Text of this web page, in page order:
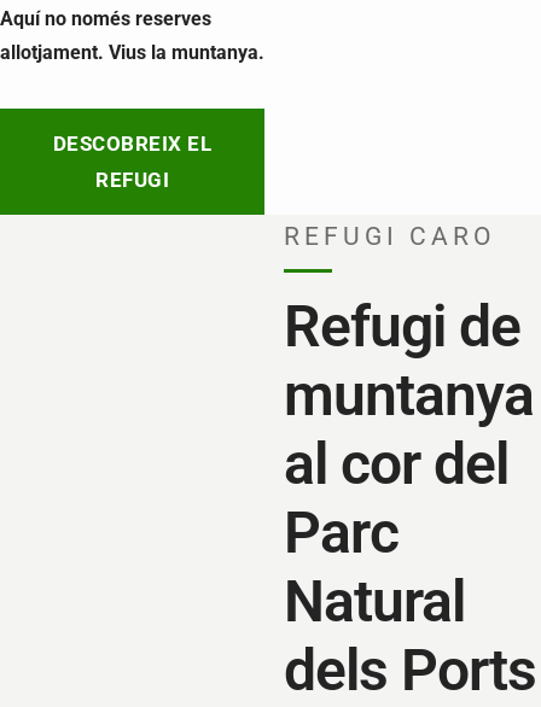
Aquí no només reserves
allotjament. Vius la muntanya.
DESCOBREIX EL
REFUGI
REFUGI CARO
Refugi de
muntanya
al cor del
Parc
Natural
dels Ports